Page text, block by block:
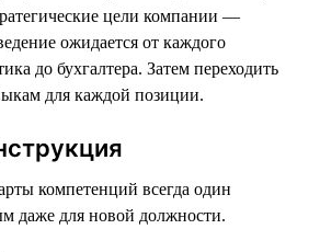
цели компании —
ожидается от каждого
до бухгалтера. Затем переходить
для каждой позиции.
компетенций всегда один
даже для новой должности.